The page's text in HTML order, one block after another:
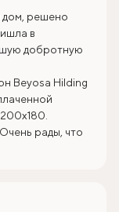
дом, решено
в
добротную
Beyosa Hilding
рады, что